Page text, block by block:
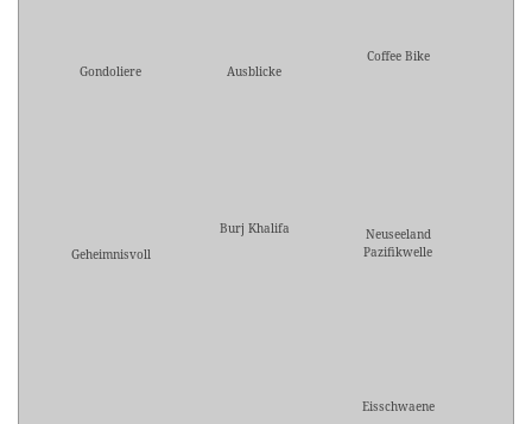
Gondoliere Ausblicke
Coffee Bike
Geheimnisvoll
Burj Khalifa
Neuseeland
Pazifikwelle
Eisschwaene